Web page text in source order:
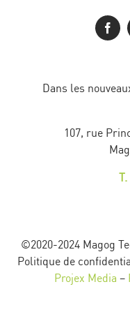
Dans les
107, rue
©2020-2024 Magog
Politique de
Projex Media –